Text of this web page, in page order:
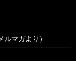
マガより）